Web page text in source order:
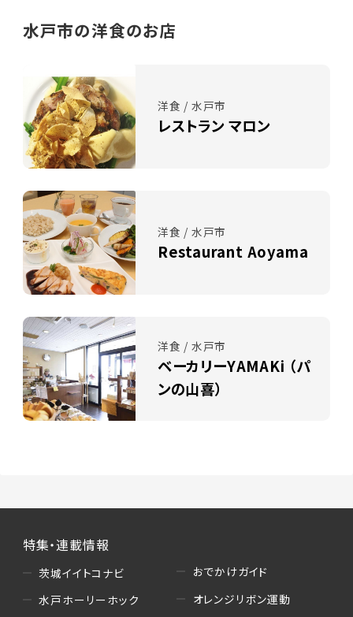
水戸市の洋食のお店
洋食 / 水戸市
レストラン マロン
洋食 / 水戸市
Restaurant Aoyama
洋食 / 水戸市
ベーカリーYAMAKi （パ
ンの山喜）
特集・連載情報
茨城イイトコナビ
水戸ホーリーホック
おでかけガイド
オレンジリボン運動